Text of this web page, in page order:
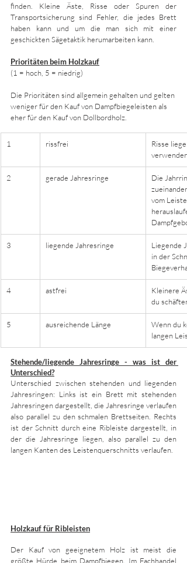
finden. Kleine Äste, Risse oder Spuren der
Transportsicherung sind Fehler, die jedes Brett
haben kann und um die man sich mit einer
geschickten Sägetaktik herumarbeiten kann.
Prioritäten beim Holzkauf
(1 = hoch, 5 = niedrig)
Die Prioritäten sind allgemein gehalten und gelten
weniger für den Kauf von Dampfbiegeleisten als
eher für den Kauf von Dollbordholz.
1 rissfrei
Risse
2 gerade Jahresringe
Die
vom
3 liegende Jahresringe
Liegende
in der
4 astfrei
Kleinere
du
5 ausreichende Länge
Wenn du
langen
Stehende/liegende Jahresringe - was ist der
Unterschied?
Unterschied zwischen stehenden und liegenden
Jahresringen: Links ist ein Brett mit stehenden
Jahresringen dargestellt, die Jahresringe verlaufen
also parallel zu den schmalen Brettseiten. Rechts
ist der Schnitt durch eine Ribleiste dargestellt, in
der die Jahresringe liegen, also parallel zu den
langen Kanten des Leistenquerschnitts verlaufen.
Holzkauf für Ribleisten
Der Kauf von geeignetem Holz ist meist die
größte Hürde beim Dampfbiegen. Im Fachhandel